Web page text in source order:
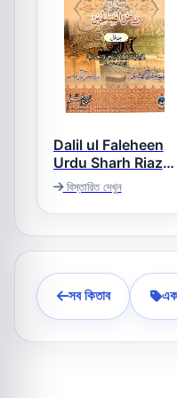
Dalil ul Faleheen
Urdu Sharh Riaz
Us Saleheen دلیل
الفالحین اردو شرح
ریاض الصالحین
বিস্তারিত দেখুন
সব কিতাব